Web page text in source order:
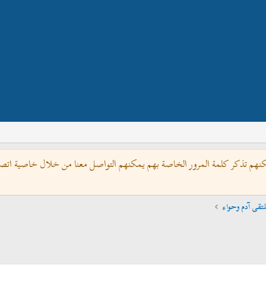
تذكر كلمة المرور الخاصة بهم يمكنهم التواصل معنا من خلال خاصية
آدم وحواء